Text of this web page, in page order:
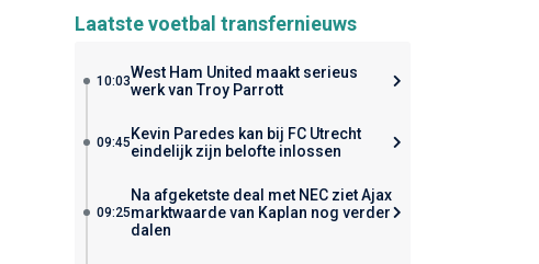
Laatste voetbal transfernieuws
10:03West Ham United maakt serieus
werk van Troy Parrott
09:45 Kevin Paredes kan bij FC Utrecht
eindelijk zijn belofte inlossen
09:25
Na afgeketste deal met NEC ziet Ajax
marktwaarde van Kaplan nog verder
dalen